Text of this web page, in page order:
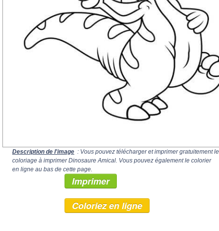
Description de l'image : Vous pouvez télécharger et imprimer gratuitement le
coloriage à imprimer Dinosaure Amical. Vous pouvez également le colorier
en ligne au bas de cette page.
Imprimer
Coloriez en ligne